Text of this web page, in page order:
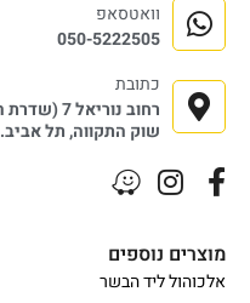
מוצרים נוספים
אלכוהול ליד הבשר
וואטסאפ
050-5222505
כתובת
רחוב נוריאל 7 (שדרת הבשר)
שוק התקווה, תל אביב.